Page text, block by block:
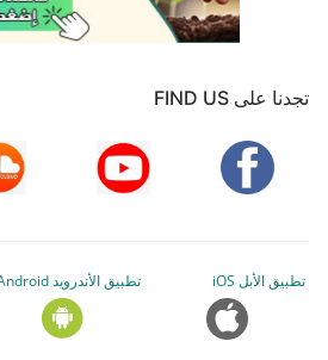
تجدنا على FIND US
تطبيق الأبل iOS تطبيق الأندرويد Android